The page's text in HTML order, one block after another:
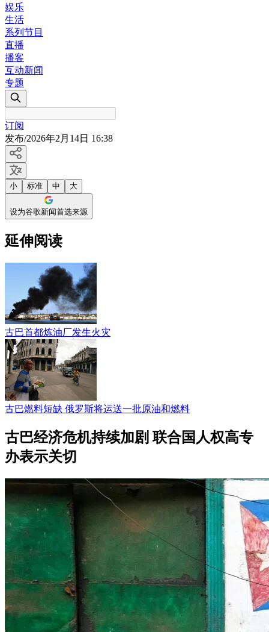
娱乐
生活
系列节目
直播
播客
互动新闻
专题
订阅
发布/2026年2月14日 16:38
小 标准 中 大
设为谷歌新闻首选来源
延伸阅读
古巴首都炼油厂发生火灾
古巴燃料短缺 俄罗斯将运送一批原油和燃料
古巴经济危机持续加剧 联合国人权高专
办表示关切